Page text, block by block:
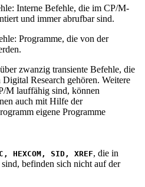
Interne Befehle, die im CP/M-
und immer abrufbar sind.
Programme, die von der
zwanzig transiente Befehle, die
Research gehören. Weitere
M lauffähig sind, können
auch mit Hilfe der
eigene Programme
HEXCOM, SID, XREF, die in
befinden sich nicht auf der